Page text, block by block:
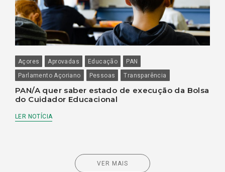
Açores Aprovadas Educação
PAN
Parlamento Açoriano
Pessoas Transparência
PAN/A quer saber estado de execução da Bolsa
do Cuidador Educacional
LER NOTÍCIA
VER MAIS